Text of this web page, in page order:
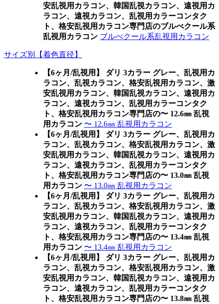
安乱視用カラコン、韓国乱視カラコン、遠視用カ
ラコン、遠視カラコン、乱視用カラーコンタク
ト、格安乱視用カラコン専門店のブルべクール系
乱視用カラコン ブルべクール系乱視用カラコン
サイズ別【着色直径】
【6ヶ月/乱視用】 ダリ 3カラー グレー、乱視用カ
ラコン、乱視カラコン、格安乱視用カラコン、激
安乱視用カラコン、韓国乱視カラコン、遠視用カ
ラコン、遠視カラコン、乱視用カラーコンタク
ト、格安乱視用カラコン専門店の〜 12.6㎜ 乱視
用カラコン 〜 12.6㎜ 乱視用カラコン
【6ヶ月/乱視用】 ダリ 3カラー グレー、乱視用カ
ラコン、乱視カラコン、格安乱視用カラコン、激
安乱視用カラコン、韓国乱視カラコン、遠視用カ
ラコン、遠視カラコン、乱視用カラーコンタク
ト、格安乱視用カラコン専門店の〜 13.0㎜ 乱視
用カラコン 〜 13.0㎜ 乱視用カラコン
【6ヶ月/乱視用】 ダリ 3カラー グレー、乱視用カ
ラコン、乱視カラコン、格安乱視用カラコン、激
安乱視用カラコン、韓国乱視カラコン、遠視用カ
ラコン、遠視カラコン、乱視用カラーコンタク
ト、格安乱視用カラコン専門店の〜 13.4㎜ 乱視
用カラコン 〜 13.4㎜ 乱視用カラコン
【6ヶ月/乱視用】 ダリ 3カラー グレー、乱視用カ
ラコン、乱視カラコン、格安乱視用カラコン、激
安乱視用カラコン、韓国乱視カラコン、遠視用カ
ラコン、遠視カラコン、乱視用カラーコンタク
ト、格安乱視用カラコン専門店の〜 13.8㎜ 乱視